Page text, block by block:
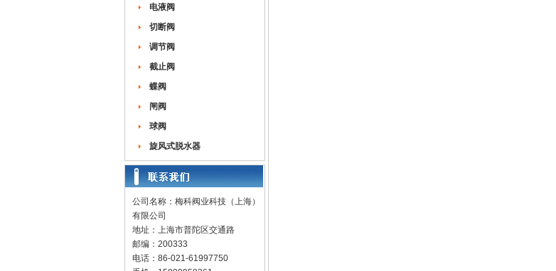
电液阀
切断阀
调节阀
截止阀
蝶阀
闸阀
球阀
旋风式脱水器
公司名称：梅科阀业科技（上海）
有限公司
地址：上海市普陀区交通路
邮编：200333
电话：86-021-61997750